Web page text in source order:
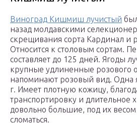
Виноград Кишмиш лучистый
назад молдавскими
скрещивания сорта Кардинал
Относится к столовым сортам.
составляет до 125 дней. Ягоды
крупные удлиненные розового
напоминают розовый вид. Одна
г. Имеет плотную кожицу,
транспортировку и длительное
довольно большие, под их
сломаться.